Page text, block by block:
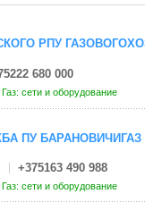
РПУ
680 000
Газ: сети и оборудование
ПУ БАРАНОВИЧИГАЗ
+375163 490 988
Газ: сети и оборудование